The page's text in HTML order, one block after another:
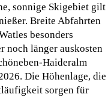
sonnige Skigebiet gilt
Breite Abfahrten
besonders
noch länger auskosten
Haideralm
Die Höhenlage, die
sorgen für